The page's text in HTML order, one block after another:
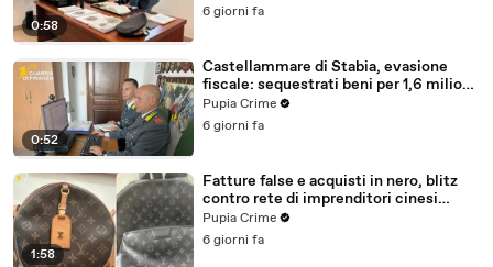
0:58
6 giorni fa
0:52
Castellammare di Stabia, evasione
fiscale: sequestrati beni per 1,6 milioni
ad un consorzio navale (29.07.26)
Pupia Crime
6 giorni fa
1:58
Fatture false e acquisti in nero, blitz
contro rete di imprenditori cinesi
sequestri per 8,5 milioni (29.07.26)
Pupia Crime
6 giorni fa